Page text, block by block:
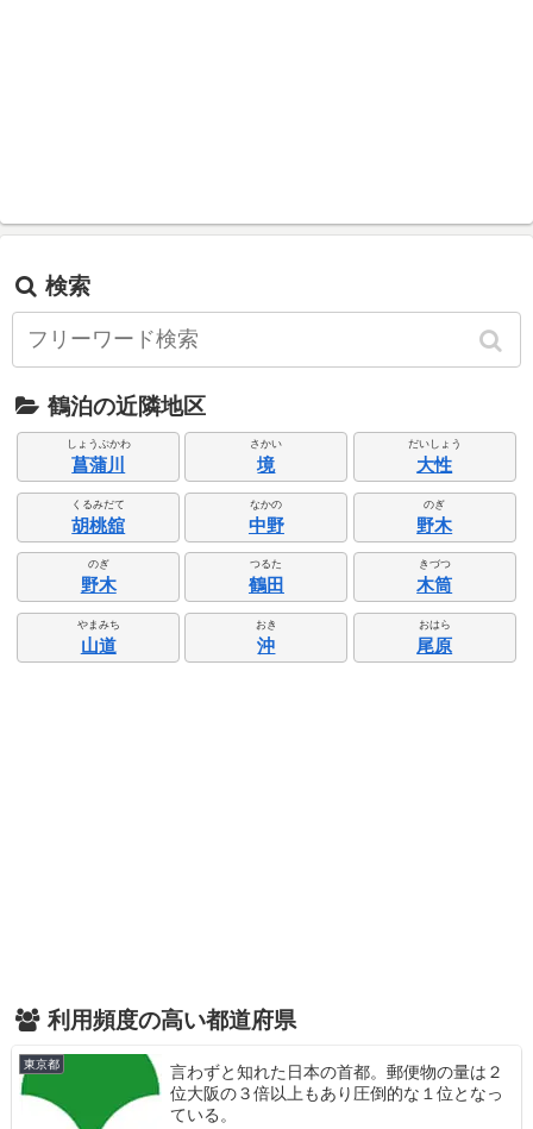
検索
鶴泊の近隣地区
しょうぶかわ
菖蒲川
さかい
境
だいしょう
大性
くるみだて
胡桃舘
なかの
中野
のぎ
野木
のぎ
野木
つるた
鶴田
きづつ
木筒
やまみち
山道
おき
沖
おはら
尾原
利用頻度の高い都道府県
東京都
言わずと知れた日本の首都。郵便物の量は２
位大阪の３倍以上もあり圧倒的な１位となっ
ている。